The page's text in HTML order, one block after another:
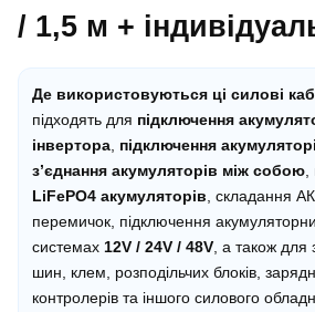
/ 1,5 м +
Де використовуються ці силові
підходять для підключення
інвертора, підключення
з’єднання акумуляторів між собою,
LiFePO4 акумуляторів, складання
перемичок, підключення
системах 12V / 24V / 48V, а також для
шин, клем, розподільчих блоків,
контролерів та іншого силового